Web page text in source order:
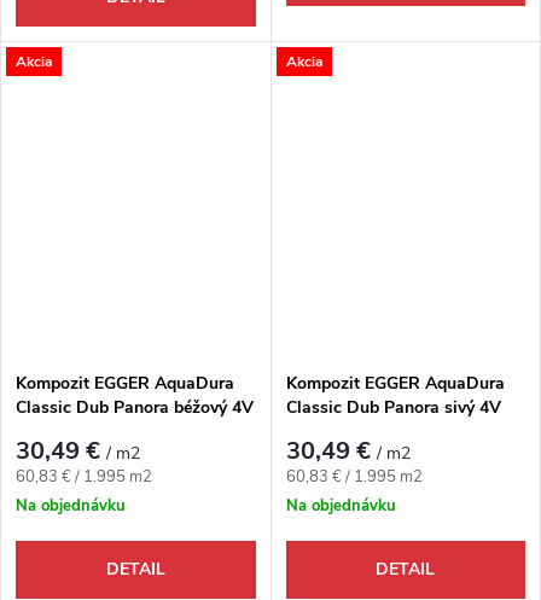
Akcia
Kompozit EGGER AquaDura
Classic Dub Panora béžový 4V
30,49 €/ m2
Jednotková cena:
60,83 € / 1.995 m2
Na objednávku
DETAIL
Akcia
Kompozit EGGER AquaDura
Classic Dub Panora sivý 4V
30,49 €/ m2
Jednotková cena:
60,83 € / 1.995 m2
Na objednávku
DETAIL